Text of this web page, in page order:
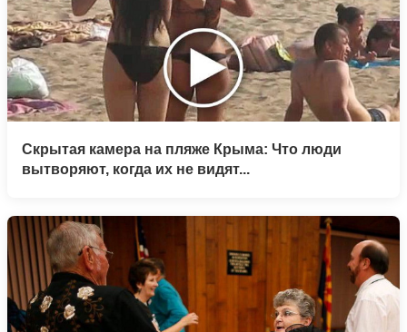
Скрытая камера на пляже Крыма: Что люди
вытворяют, когда их не видят...